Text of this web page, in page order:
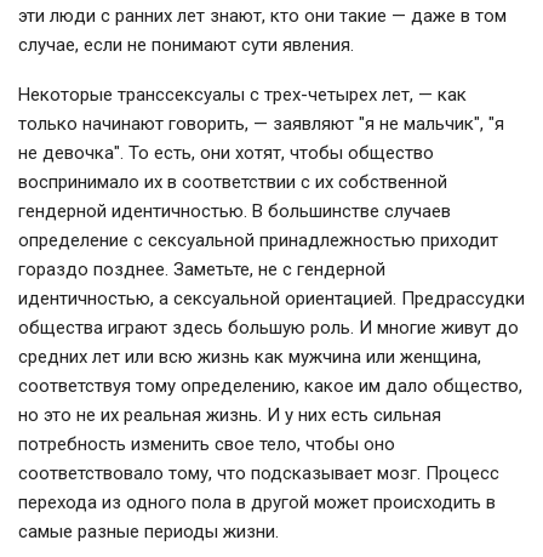
эти люди с ранних лет знают, кто они такие — даже в том
случае, если не понимают сути явления.
Некоторые транссексуалы с трех-четырех лет, — как
только начинают говорить, — заявляют "я не мальчик", "я
не девочка". То есть, они хотят, чтобы общество
воспринимало их в соответствии с их собственной
гендерной идентичностью. В большинстве случаев
определение с сексуальной принадлежностью приходит
гораздо позднее. Заметьте, не с гендерной
идентичностью, а сексуальной ориентацией. Предрассудки
общества играют здесь большую роль. И многие живут до
средних лет или всю жизнь как мужчина или женщина,
соответствуя тому определению, какое им дало общество,
но это не их реальная жизнь. И у них есть сильная
потребность изменить свое тело, чтобы оно
соответствовало тому, что подсказывает мозг. Процесс
перехода из одного пола в другой может происходить в
самые разные периоды жизни.